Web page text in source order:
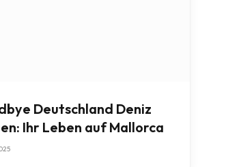
Deutschland Deniz
Ihr Leben auf Mallorca